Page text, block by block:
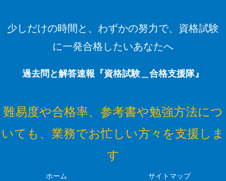
少しだけの時間と、わずかの努力で、資格試験
に一発合格したいあなたへ
過去問と解答速報『資格試験＿合格支援隊』
難易度や合格率、参考書や勉強方法につ
いても、業務でお忙しい方々を支援しま
す
ホーム サイトマップ